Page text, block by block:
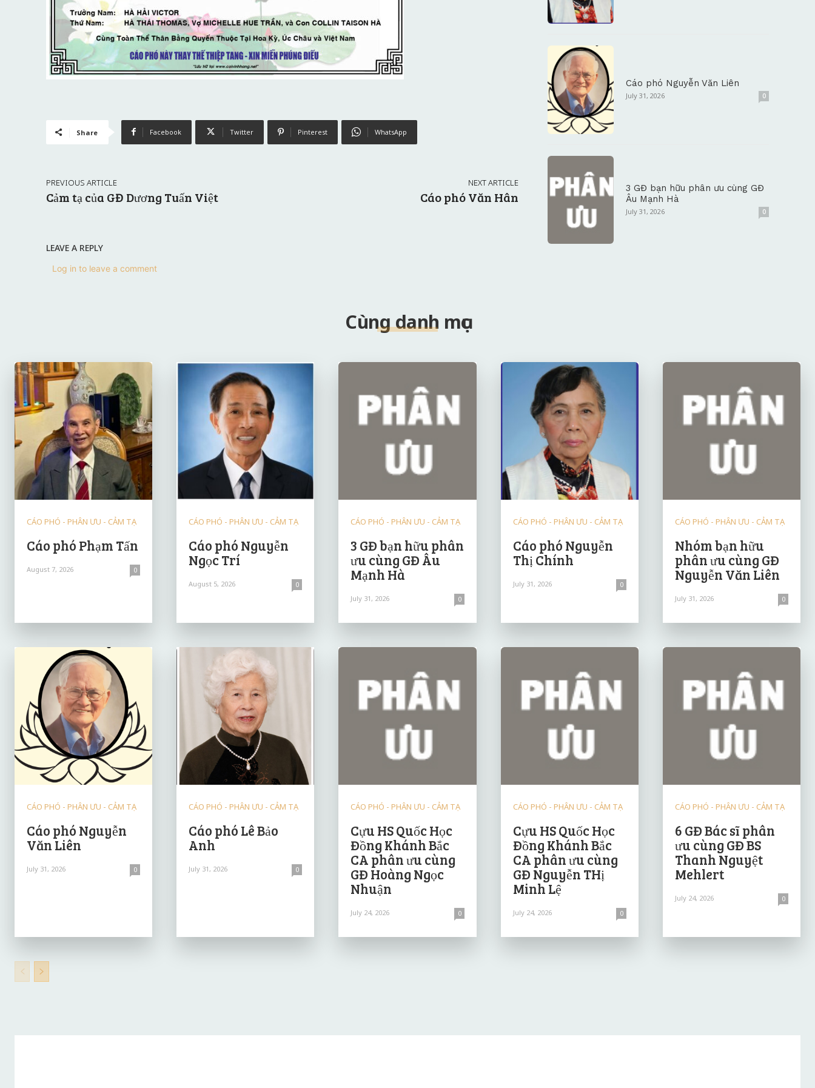
Share Facebook Twitter Pinterest WhatsApp
PREVIOUS ARTICLE
Cảm tạ của GĐ Dương Tuấn Việt
NEXT ARTICLE
Cáo phó Văn Hân
LEAVE A REPLY
Log in to leave a comment
Cáo phó Nguyễn Văn Liên
July 31, 2026 0
3 GĐ bạn hữu phân ưu cùng GĐ
Âu Mạnh Hà
July 31, 2026 0
Cùng danh mục
CÁO PHÓ - PHÂN ƯU - CẢM TẠ
Cáo phó Phạm Tấn
August 7, 2026 0
CÁO PHÓ - PHÂN ƯU - CẢM TẠ
Cáo phó Nguyễn
Ngọc Trí
August 5, 2026 0
CÁO PHÓ - PHÂN ƯU - CẢM TẠ
3 GĐ bạn hữu phân
ưu cùng GĐ Âu
Mạnh Hà
July 31, 2026 0
CÁO PHÓ - PHÂN ƯU - CẢM TẠ
Cáo phó Nguyễn
Thị Chính
July 31, 2026 0
CÁO PHÓ - PHÂN ƯU - CẢM TẠ
Nhóm bạn hữu
phân ưu cùng GĐ
Nguyễn Văn Liên
July 31, 2026 0
CÁO PHÓ - PHÂN ƯU - CẢM TẠ
Cáo phó Nguyễn
Văn Liên
July 31, 2026 0
CÁO PHÓ - PHÂN ƯU - CẢM TẠ
Cáo phó Lê Bảo
Anh
July 31, 2026 0
CÁO PHÓ - PHÂN ƯU - CẢM TẠ
Cựu HS Quốc Học
Đồng Khánh Bắc
CA phân ưu cùng
GĐ Hoàng Ngọc
Nhuận
July 24, 2026 0
CÁO PHÓ - PHÂN ƯU - CẢM TẠ
Cựu HS Quốc Học
Đồng Khánh Bắc
CA phân ưu cùng
GĐ Nguyễn THị
Minh Lệ
July 24, 2026 0
CÁO PHÓ - PHÂN ƯU - CẢM TẠ
6 GĐ Bác sĩ phân
ưu cùng GĐ BS
Thanh Nguyệt
Mehlert
July 24, 2026 0